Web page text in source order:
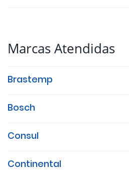
Marcas Atendidas
Brastemp
Bosch
Consul
Continental